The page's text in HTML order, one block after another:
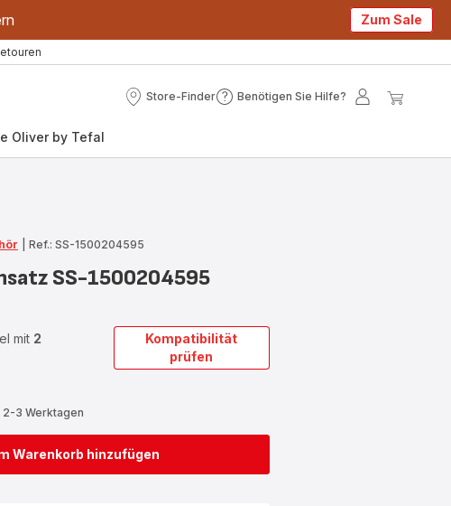
Zum Sale
Store-Finder
Store-
Benötigen Sie Hilfe?
Benötigen
Mein
Oliver by Tefal
Ref.: SS-1500204595
SS-1500204595
mit 2
Kompatibilität
prüfen
3 Werktagen
Warenkorb hinzufügen